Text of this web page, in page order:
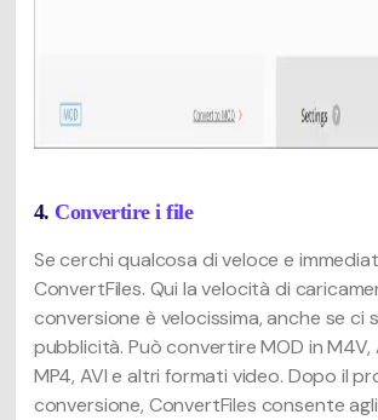
4. Convertire i file
Se cerchi qualcosa di veloce e
ConvertFiles. Qui la velocità di
conversione è velocissima, anche se ci
pubblicità. Può convertire MOD in M4V,
MP4, AVI e altri formati video. Dopo il
conversione, ConvertFiles consente